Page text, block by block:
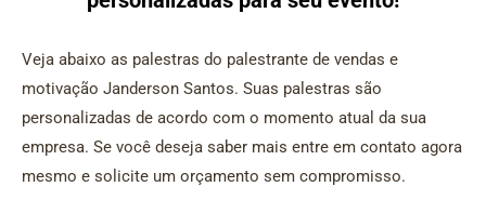
Veja abaixo as palestras do palestrante de vendas e
motivação Janderson Santos. Suas palestras são
personalizadas de acordo com o momento atual da sua
empresa. Se você deseja saber mais entre em contato agora
mesmo e solicite um orçamento sem compromisso.